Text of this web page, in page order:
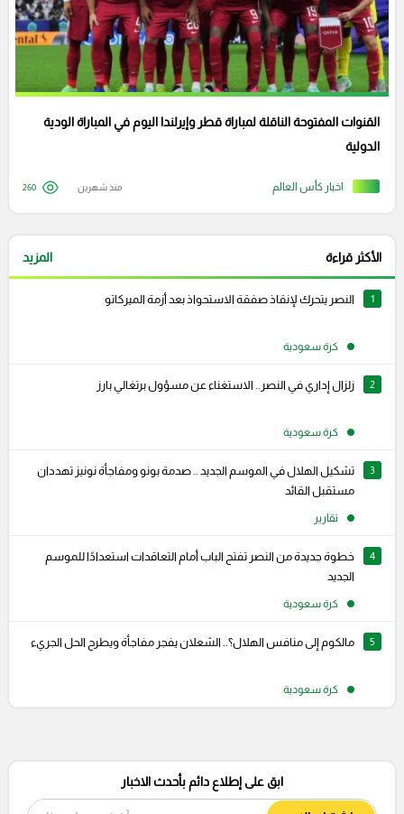
اخبار كأس العالم
القنوات المفتوحة الناقلة لمباراة قطر وإيرلندا اليوم في المباراة الودية
الدولية
منذ شهرين 260
الأكثر قراءة المزيد
1 النصر يتحرك لإنقاذ صفقة الاستحواذ بعد أزمة الميركاتو
كرة سعودية
2 زلزال إداري في النصر.. الاستغناء عن مسؤول برتغالي بارز
كرة سعودية
3
تشكيل الهلال في الموسم الجديد .. صدمة بونو ومفاجأة نونيز تهددان
مستقبل القائد
تقارير
4
خطوة جديدة من النصر تفتح الباب أمام التعاقدات استعدادًا للموسم
الجديد
كرة سعودية
5 مالكوم إلى منافس الهلال؟.. الشعلان يفجر مفاجأة ويطرح الحل الجريء
كرة سعودية
ابق على إطلاع دائم بأحدث الاخبار